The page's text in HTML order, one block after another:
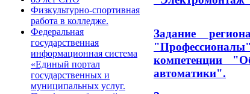
Физкультурно-спортивная
работа в колледже.
Федеральная
государственная
информационная система
«Единый портал
государственных и
муниципальных услуг.
Задание
компетенции
автоматики".